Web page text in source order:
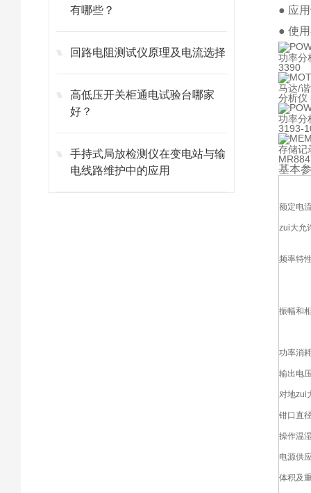
有哪些？
回路电阻测试仪原理及电流选择
高低压开关柜通电试验台哪家
好？
手持式局放检测仪在变电站与输
电线路维护中的应用
● 应
● 使
功率分
3390
马达/
分析仪
功率分
3193-
存储记
基本
额定电
zui大允
频率特
振幅和
功率消
输出电
对地zui
钳口直
操作温
电源供
体积及